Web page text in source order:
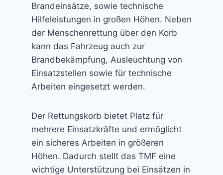
Brandeinsätze, sowie technische
Hilfeleistungen in großen Höhen. Neben
der Menschenrettung über den Korb
kann das Fahrzeug auch zur
Brandbekämpfung, Ausleuchtung von
Einsatzstellen sowie für technische
Arbeiten eingesetzt werden.
Der Rettungskorb bietet Platz für
mehrere Einsatzkräfte und ermöglicht
ein sicheres Arbeiten in größeren
Höhen. Dadurch stellt das TMF eine
wichtige Unterstützung bei Einsätzen in